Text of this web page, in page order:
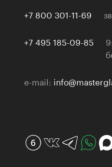
+7 800 301-11-69
+7 495 185-09-85
e-mail: